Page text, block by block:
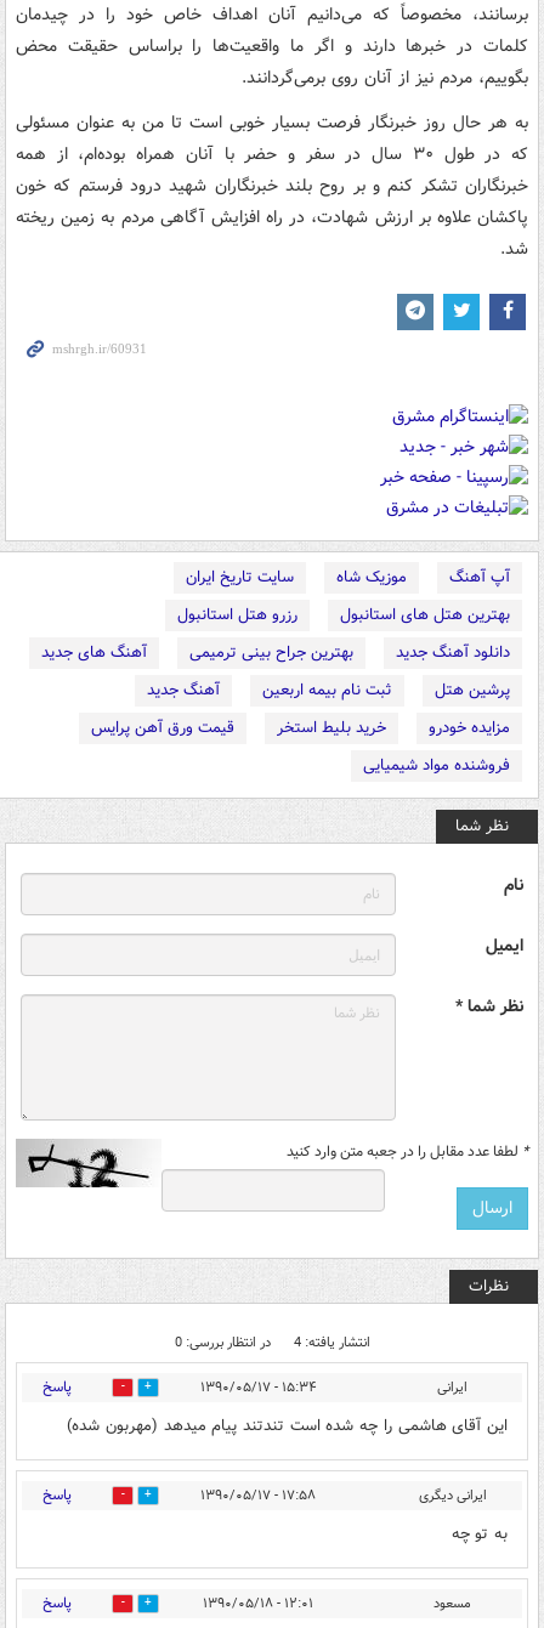
برسانند، مخصوصاً که می‌دانیم آنان اهداف خاص خود را در چیدمان
کلمات در خبرها دارند و اگر ما واقعیت‌ها را براساس حقیقت محض
بگوییم، مردم نیز از آنان روی برمی‌گردانند.
به هر حال روز خبرنگار فرصت بسیار خوبی است تا من به عنوان مسئولی
که در طول ۳۰ سال در سفر و حضر با آنان همراه بوده‌ام، از همه
خبرنگاران تشکر کنم و بر روح بلند خبرنگاران شهید درود فرستم که خون
پاکشان علاوه بر ارزش شهادت، در راه افزایش آگاهی مردم به زمین ریخته
شد.
آپ آهنگ موزیک شاه
سایت تاریخ ایران
بهترین هتل های استانبول
رزرو هتل استانبول
دانلود آهنگ جدید
بهترین جراح بینی ترمیمی
آهنگ های جدید
پرشین هتل
ثبت نام بیمه اربعین
آهنگ جدید
مزایده خودرو
خرید بلیط استخر
قیمت ورق آهن پرایس
فروشنده مواد شیمیایی
نظر شما
نام
ایمیل
نظر شما *
* لطفا عدد مقابل را در جعبه متن وارد کنید
نظرات
انتشار یافته: 4 در انتظار بررسی: 0
ایرانی ۱۵:۳۴ - ۱۳۹۰/۰۵/۱۷ 0 پاسخ
این آقای هاشمی را چه شده است تندتند پیام میدهد (مهربون شده)
ایرانی دیگری ۱۷:۵۸ - ۱۳۹۰/۰۵/۱۷ 0 پاسخ
به تو چه
مسعود ۱۲:۰۱ - ۱۳۹۰/۰۵/۱۸ 0 پاسخ